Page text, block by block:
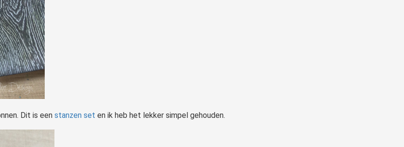
Dit is een stanzen set en ik heb het lekker simpel gehouden.